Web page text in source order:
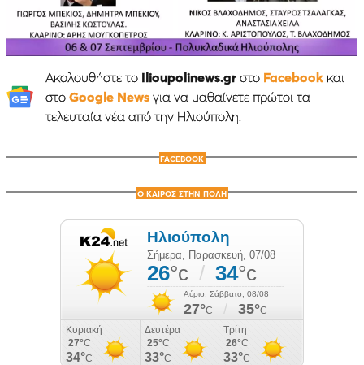
Ακολουθήστε το Ilioupolinews.grστο Facebookκαι
στο Google Newsγια να μαθαίνετε πρώτοι τα
τελευταία νέα από την Ηλιούπολη.
FACEBOOK
Ο ΚΑΙΡΟΣ ΣΤΗΝ ΠΟΛΗ